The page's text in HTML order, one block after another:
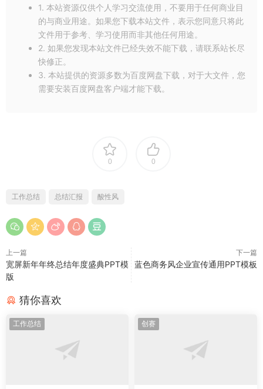
1. 本站资源仅供个人学习交流使用，不要用于任何商业目
的与商业用途。如果您下载本站文件，表示您同意只将此
文件用于参考、学习使用而非其他任何用途。
2. 如果您发现本站文件已经失效不能下载，请联系站长尽
快修正。
3. 本站提供的资源多数为百度网盘下载，对于大文件，您
需要安装百度网盘客户端才能下载。
0 0
工作总结 总结汇报 酸性风
上一篇
宽屏新年年终总结年度盛典PPT模
版
下一篇
蓝色商务风企业宣传通用PPT模板
猜你喜欢
工作总结 创赛